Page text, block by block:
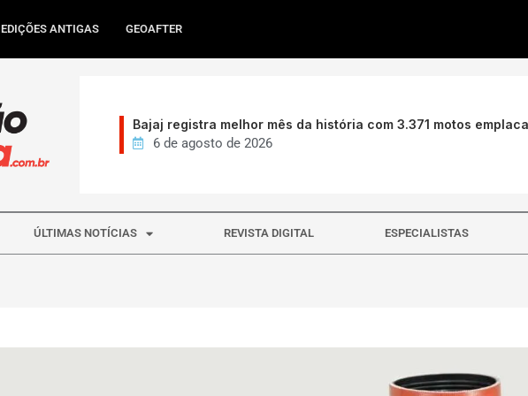
EDIÇÕES ANTIGAS GEOAFTER
Bajaj registra melhor mês da história com 3.371 motos
6 de agosto de 2026
ÚLTIMAS NOTÍCIAS REVISTA DIGITAL ESPECIALISTAS